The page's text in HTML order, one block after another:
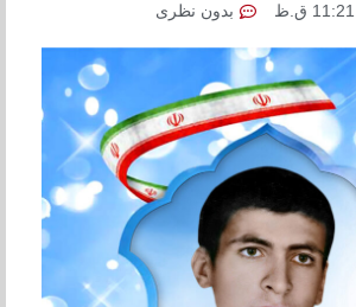
11:21 ق.ظ
بدون نظری